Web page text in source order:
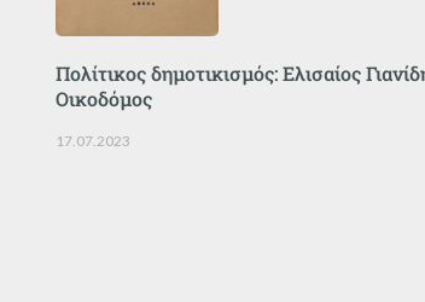
Πολίτικος δημοτικισμός: Ελισαίος
Οικοδόμος
17.07.2023